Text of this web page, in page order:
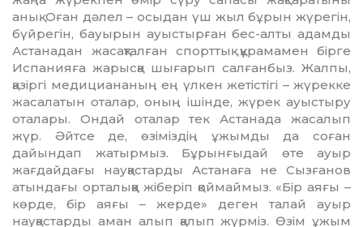
анық. Оған дәлел – осыдан үш жыл бұрын жүрегін,
бүйрегін, бауырын ауыстырған бес-алты адамды
Астанадан жасақталған спорттық құрамамен бірге
Испанияға жарысқа шығарып салғанбыз. Жалпы,
қазіргі медициананың ең үлкен жетістігі – жүрекке
жасалатын оталар, оның ішінде, жүрек ауыстыру
оталары. Ондай оталар тек Астанада жасалып
жүр. Әйтсе де, өзіміздің ұжымды да соған
дайындап жатырмыз. Бұ­рын­ғыдай өте ауыр
жағдайдағы науқас­тарды Астанаға не Сызғанов
атындағы орталыққа жіберіп қоймаймыз. «Бір аяғы –
көрде, бір аяғы – жерде» деген талай ауыр
науқастарды аман алып қалып жүр­міз. Өзім ұжым